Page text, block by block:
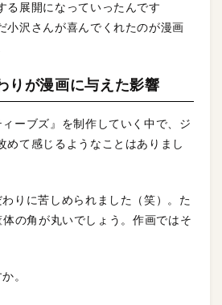
る展開になっていったんです
小沢さんが喜んでくれたのが漫画
りが漫画に与えた影響
ーブズ』を制作していく中で、ジ
めて感じるようなことはありまし
りに苦しめられました（笑）。た
の角が丸いでしょう。作画ではそ
。